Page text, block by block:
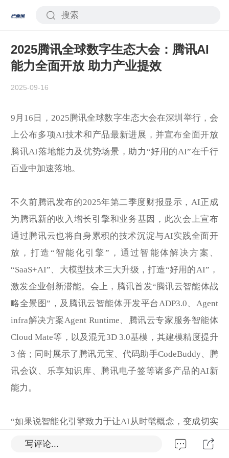
2025腾讯全球数字生态大会：腾讯AI
能力全面开放 助力产业提效
2025-09-16
9月16日，2025腾讯全球数字生态大会在深圳举行，会
上公布多项AI技术和产品最新进展，并宣布全面开放
腾讯AI落地能力及优势场景，助力“好用的AI”在千行
百业中加速落地。
不久前腾讯发布的2025年第二季度财报显示，AI正成
为腾讯新的收入增长引擎和业务基因，此次会上宣布
通过腾讯云也将自身累积的技术沉淀与AI实践全面开
放，打造“智能化引擎”，通过智能体解决方案、
“SaaS+AI”、大模型技术三大升级，打造“好用的AI”，
激发企业创新潜能。会上，腾讯首发“腾讯云智能体战
略全景图”，及腾讯云智能体开发平台ADP3.0、Agent
infra解决方案Agent Runtime、腾讯云专家服务智能体
Cloud Mate等，以及混元3D 3.0基模，其建模精度提升
3 倍；同时展示了腾讯元宝、代码助手CodeBuddy、腾
讯会议、乐享知识库、腾讯电子签等诸多产品的AI新
能力。
“如果说智能化引擎致力于让AI从时髦概念，变成切实
驱动业务的实际效率，那么全球化引擎则希望企业在
写评论...